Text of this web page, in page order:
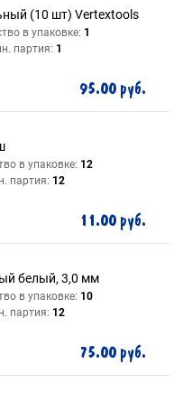
(10 шт) Vertextools
в упаковке: 1
партия: 1
95.00 руб.
в упаковке: 12
партия: 12
11.00 руб.
белый, 3,0 мм
в упаковке: 10
партия: 12
75.00 руб.